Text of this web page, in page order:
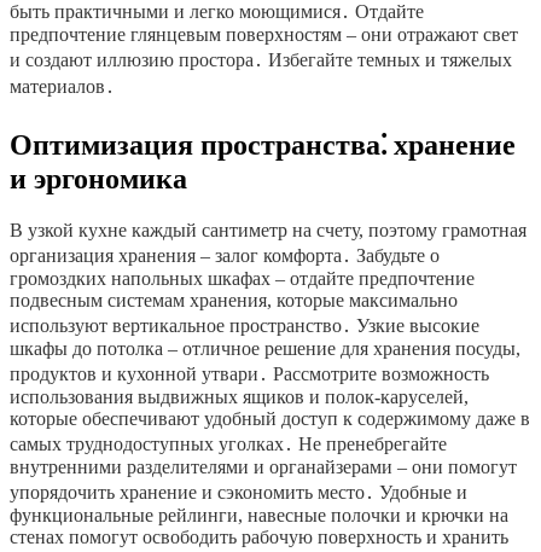
быть практичными и легко моющимися․ Отдайте
предпочтение глянцевым поверхностям – они отражают свет
и создают иллюзию простора․ Избегайте темных и тяжелых
материалов․
Оптимизация пространства⁚ хранение
и эргономика
В узкой кухне каждый сантиметр на счету, поэтому грамотная
организация хранения – залог комфорта․ Забудьте о
громоздких напольных шкафах – отдайте предпочтение
подвесным системам хранения, которые максимально
используют вертикальное пространство․ Узкие высокие
шкафы до потолка – отличное решение для хранения посуды,
продуктов и кухонной утвари․ Рассмотрите возможность
использования выдвижных ящиков и полок-каруселей,
которые обеспечивают удобный доступ к содержимому даже в
самых труднодоступных уголках․ Не пренебрегайте
внутренними разделителями и органайзерами – они помогут
упорядочить хранение и сэкономить место․ Удобные и
функциональные рейлинги, навесные полочки и крючки на
стенах помогут освободить рабочую поверхность и хранить